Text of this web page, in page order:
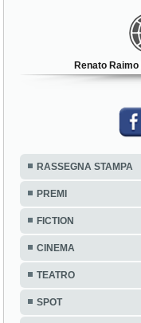
Renato
RASSEGNA STAMPA
PREMI
FICTION
CINEMA
TEATRO
SPOT